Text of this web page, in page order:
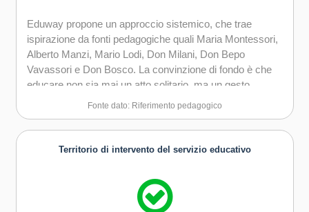
Eduway propone un approccio sistemico, che trae
ispirazione da fonti pedagogiche quali Maria Montessori,
Alberto Manzi, Mario Lodi, Don Milani, Don Bepo
Vavassori e Don Bosco. La convinzione di fondo è che
educare non sia mai un atto solitario, ma un gesto
collettivo che coinvolge relazioni, tempi, spazi e adulti
questa idea si traduce nelsimbolo-guidadel "villaggio
che educa".
Fonte dato: Riferimento pedagogico
Territorio di intervento del servizio educativo